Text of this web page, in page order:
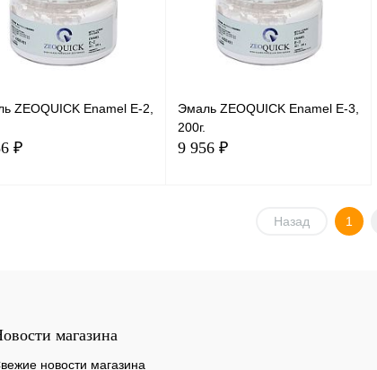
ZEOQUICK Enamel E-2,
₽
Эмаль ZEOQUICK Enamel E-3,
200г.
9 956 ₽
В корзину
Назад 1
магазина
новости магазина